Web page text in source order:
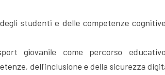
studenti e delle competenze
giovanile come percorso
dell'inclusione e della sicurezza